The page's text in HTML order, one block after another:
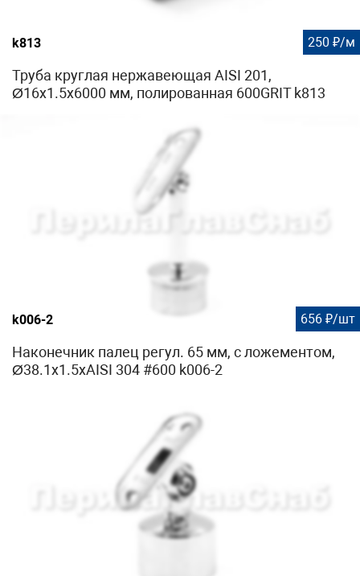
k813 250 ₽/м
Труба круглая нержавеющая AISI 201,
Ø16х1.5х6000 мм, полированная 600GRIT k813
k006-2 656 ₽/шт
Наконечник палец регул. 65 мм, с ложементом,
Ø38.1х1.5хAISI 304 #600 k006-2